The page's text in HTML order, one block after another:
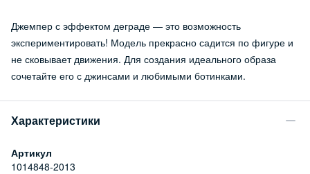
Джемпер с эффектом деграде — это возможность
экспериментировать! Модель прекрасно садится по фигуре и
не сковывает движения. Для создания идеального образа
сочетайте его с джинсами и любимыми ботинками.
Характеристики
Артикул
1014848-2013